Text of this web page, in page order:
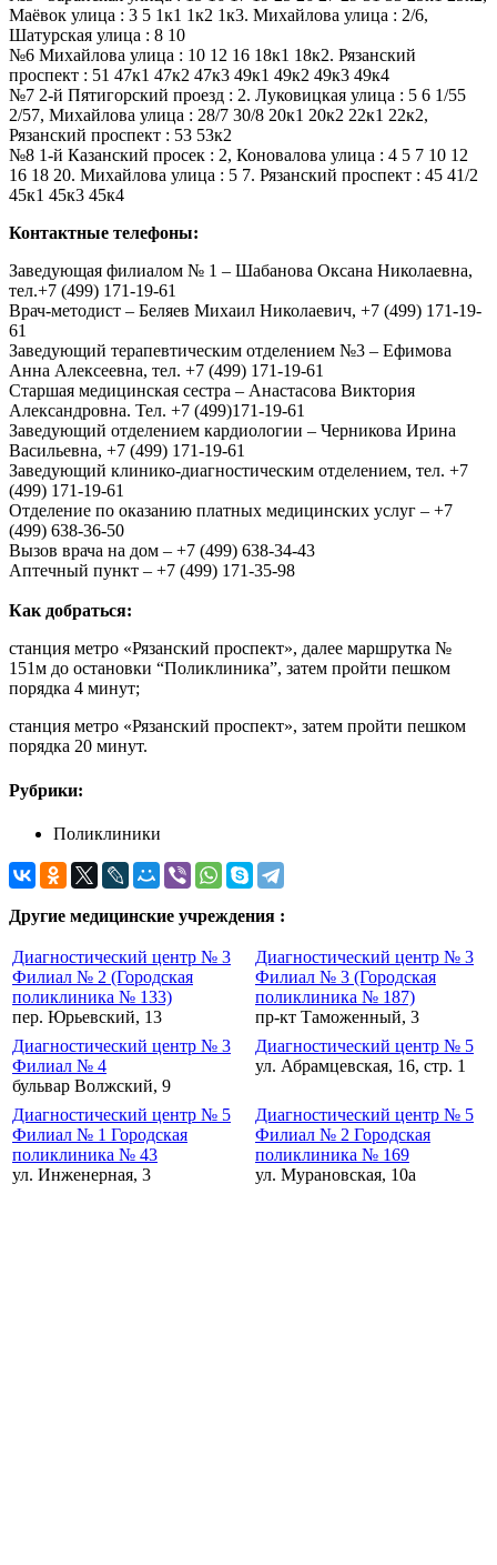
Маёвок улица : 3 5 1к1 1к2 1к3. Михайлова улица : 2/6,
Шатурская улица : 8 10
№6 Михайлова улица : 10 12 16 18к1 18к2. Рязанский
проспект : 51 47к1 47к2 47к3 49к1 49к2 49к3 49к4
№7 2-й Пятигорский проезд : 2. Луковицкая улица : 5 6 1/55
2/57, Михайлова улица : 28/7 30/8 20к1 20к2 22к1 22к2,
Рязанский проспект : 53 53к2
№8 1-й Казанский просек : 2, Коновалова улица : 4 5 7 10 12
16 18 20. Михайлова улица : 5 7. Рязанский проспект : 45 41/2
45к1 45к3 45к4
Контактные телефоны:
Заведующая филиалом № 1 – Шабанова Оксана Николаевна,
тел.+7 (499) 171-19-61
Врач-методист – Беляев Михаил Николаевич, +7 (499) 171-19-
61
Заведующий терапевтическим отделением №3 – Ефимова
Анна Алексеевна, тел. +7 (499) 171-19-61
Старшая медицинская сестра – Анастасова Виктория
Александровна. Тел. +7 (499)171-19-61
Заведующий отделением кардиологии – Черникова Ирина
Васильевна, +7 (499) 171-19-61
Заведующий клинико-диагностическим отделением, тел. +7
(499) 171-19-61
Отделение по оказанию платных медицинских услуг – +7
(499) 638-36-50
Вызов врача на дом – +7 (499) 638-34-43
Аптечный пункт – +7 (499) 171-35-98
Как добраться:
станция метро «Рязанский проспект», далее маршрутка №
151м до остановки “Поликлиника”, затем пройти пешком
порядка 4 минут;
станция метро «Рязанский проспект», затем пройти пешком
порядка 20 минут.
Рубрики:
Поликлиники
Другие медицинские учреждения :
Диагностический центр № 3
Филиал № 2 (Городская
поликлиника № 133)
пер. Юрьевский, 13
Диагностический центр № 3
Филиал № 3 (Городская
поликлиника № 187)
пр-кт Таможенный, 3
Диагностический центр № 3
Филиал № 4
бульвар Волжский, 9
Диагностический центр № 5
ул. Абрамцевская, 16, стр. 1
Диагностический центр № 5
Филиал № 1 Городская
поликлиника № 43
ул. Инженерная, 3
Диагностический центр № 5
Филиал № 2 Городская
поликлиника № 169
ул. Мурановская, 10а